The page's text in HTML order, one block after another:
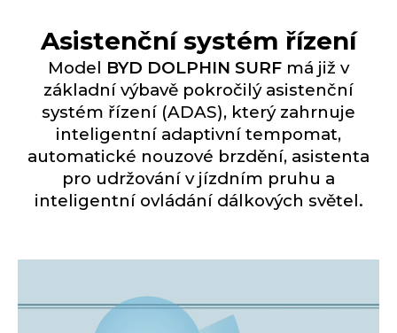
Asistenční systém řízení
Model BYD DOLPHIN SURF má již v
základní výbavě pokročilý asistenční
systém řízení (ADAS), který zahrnuje
inteligentní adaptivní tempomat,
automatické nouzové brzdění, asistenta
pro udržování v jízdním pruhu a
inteligentní ovládání dálkových světel.